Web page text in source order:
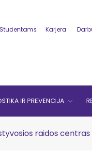
Studentams Karjera
IR PREVENCIJA
raidos centras